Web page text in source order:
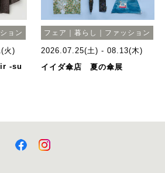
ョン
火)
-su
フェア｜暮らし｜ファッション
2026.07.25(土) - 08.13(木)
イイダ傘店 夏の傘展